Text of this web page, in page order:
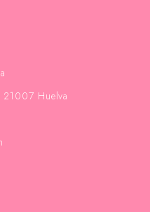
21007 Huelva